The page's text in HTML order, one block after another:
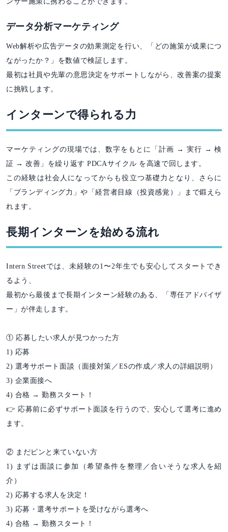
データ分析マーケティング
Web解析や広告データの効果測定を行い、「どの施策が成果につ
ながったか？」を数値で検証します。
最初は社員や先輩の意思決定をサポートしながら、改善案の提案
に挑戦します。
インターンで得られる力
マーケティングの現場では、数字をもとに「計画 → 実行 → 検
証 → 改善」を繰り返す PDCAサイクル を高速で回します。
この経験は社会人になってからも役立つ基礎力となり、さらに
「ブランディング力」や「経営者目線（投資感覚）」まで鍛えら
れます。
長期インターンを始める流れ
Intern Streetでは、未経験の1〜2年生でも安心してスタートでき
るよう、
最初から最後まで長期インターン経験のある、「専任アドバイザ
ー」が伴走します。
① 応募したい求人が見つかった方
1) 応募
2) 選考サポート面談（面接対策／ESの作成／求人の詳細説明）
3) 企業面接へ
4) 合格 → 勤務スタート！
👉 応募前に必ずサポート面談を行うので、安心して選考に進め
ます。
② まだピンと来ていない方
1) まずは面談に参加（希望条件を整理／合いそうな求人を紹
介）
2) 応募する求人を決定！
3) 応募・選考サポートを受けながら選考へ
4) 合格 → 勤務スタート！